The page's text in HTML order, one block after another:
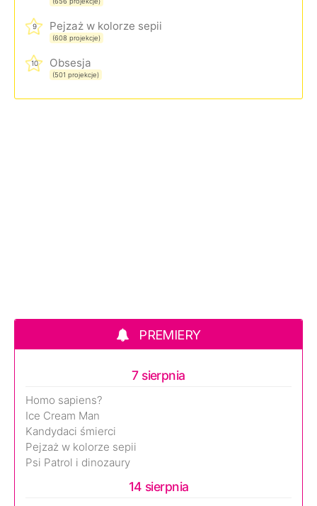
9 Pejzaż w kolorze sepii
(608 projekcje)
10 Obsesja
(501 projekcje)
PREMIERY
7 sierpnia
Homo sapiens?
Ice Cream Man
Kandydaci śmierci
Pejzaż w kolorze sepii
Psi Patrol i dinozaury
14 sierpnia